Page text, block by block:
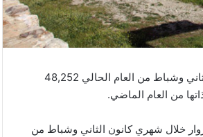
– بلغ عدد زوار متحف الآثار الأردني (جبل القلعة) خلال شهري كانون الثاني وشباط من العام الحالي 48,252
خلال شهري كانون الثاني وشباط من